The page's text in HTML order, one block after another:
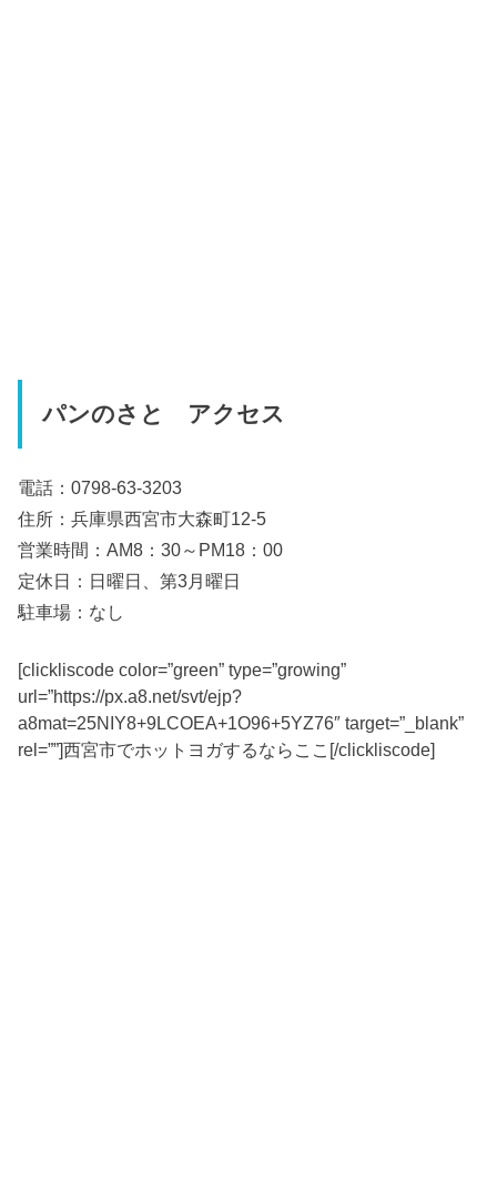
パンのさと アクセス
電話：0798-63-3203
住所：兵庫県西宮市大森町12-5
営業時間：AM8：30～PM18：00
定休日：日曜日、第3月曜日
駐車場：なし
[clickliscode color=”green” type=”growing”
url=”https://px.a8.net/svt/ejp?
a8mat=25NIY8+9LCOEA+1O96+5YZ76″ target=”_blank”
rel=””]西宮市でホットヨガするならここ[/clickliscode]